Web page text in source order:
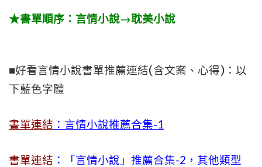
★書單順序：言情小說→耽美小說
■好看言情小說書單推薦連結(含文案、心得)：以
下藍色字體
書單連結 ：言情小說推薦合集-1
書單連結 ：「言情小說」推薦合集-2，其他類型